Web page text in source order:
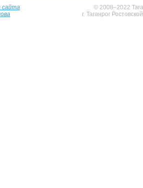
сайта
© 2008–2022
г. Таганрог